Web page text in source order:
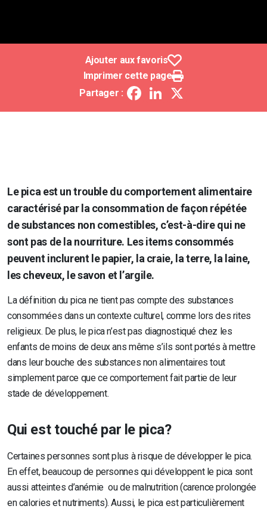
Partager : FacebookLinkedIn
Imprimer cette page
Ajouter aux favoris
Le pica est un trouble du comportement alimentaire
caractérisé par la consommation de façon répétée
de substances non comestibles, c’est-à-dire qui ne
sont pas de la nourriture. Les items consommés
peuvent inclurent le papier, la craie, la terre, la laine,
les cheveux, le savon et l’argile.
La définition du pica ne tient pas compte des substances
consommées dans un contexte culturel, comme lors des rites
religieux. De plus, le pica n’est pas diagnostiqué chez les
enfants de moins de deux ans même s’ils sont portés à mettre
dans leur bouche des substances non alimentaires tout
simplement parce que ce comportement fait partie de leur
stade de développement.
Qui est touché par le pica?
Certaines personnes sont plus à risque de développer le pica.
En effet, beaucoup de personnes qui développent le pica sont
aussi atteintes d’anémie ou de malnutrition (carence prolongée
en calories et nutriments). Aussi, le pica est particulièrement